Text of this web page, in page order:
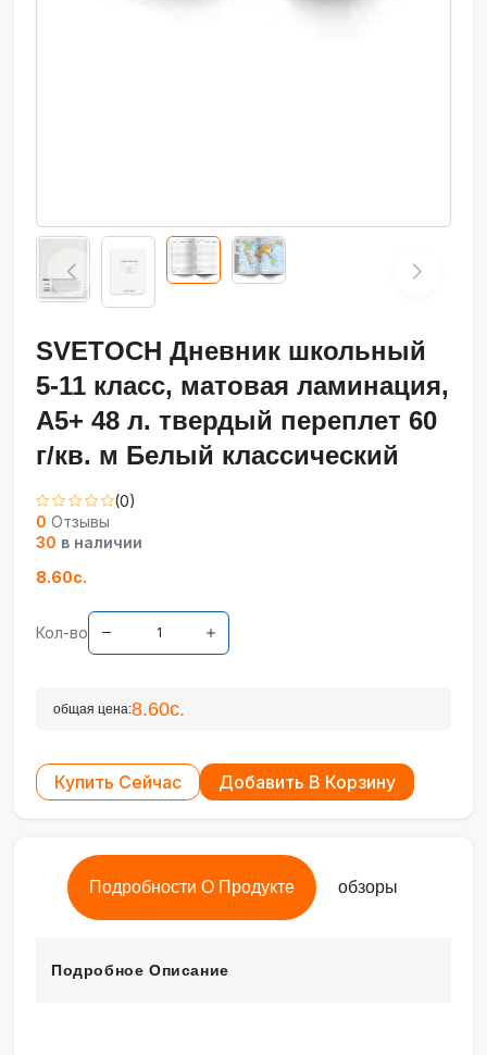
SVETOCH Дневник школьный
5-11 класс, матовая ламинация,
A5+ 48 л. твердый переплет 60
г/кв. м Белый классический
(0)
0 Отзывы
30 в наличии
8.60с.
Кол-во
общая цена:8.60с.
Купить Сейчас Добавить В Корзину
Подробности О Продукте обзоры
Подробное Описание